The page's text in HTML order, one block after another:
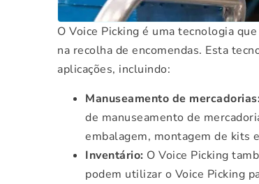
O Voice Picking é uma tecnologia
na recolha de encomendas. Esta
aplicações, incluindo:
Manuseamento de mercadorias:
de manuseamento de
embalagem, montagem de kits
Inventário: O Voice Picking
podem utilizar o Voice Picking